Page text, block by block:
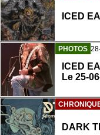
ICED
PHOTOS
ICED
Le 25-
DARK